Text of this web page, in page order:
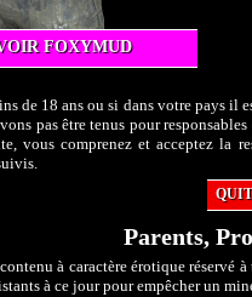
FOXYMUD
de 18 ans ou si dans votre pays il
pas être tenus pour
vous comprenez et acceptez la
Parents,
à caractère érotique
à ce jour pour empêcher un
argent métallisée et elle est
et fait le poirier, pied en l'air ...
cul,
Voir la vidéo
Mo Haute